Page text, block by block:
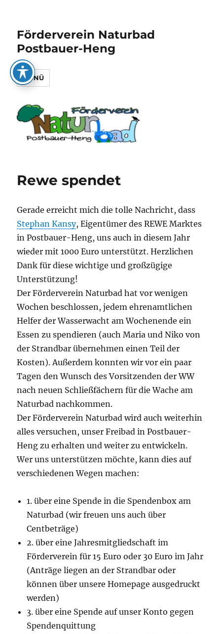
Förderverein Naturbad
Postbauer-Heng
MENÜ
Rewe spendet
Gerade erreicht mich die tolle Nachricht, dass
Stephan Kansy, Eigentümer des REWE Marktes
in Postbauer-Heng, uns auch in diesem Jahr
wieder mit 1000 Euro unterstützt. Herzlichen
Dank für diese wichtige und großzügige
Unterstützung!
Der Förderverein Naturbad hat vor wenigen
Wochen beschlossen, jedem ehrenamtlichen
Helfer der Wasserwacht am Wochenende ein
Essen zu spendieren (auch Maria und Niko von
der Strandbar übernehmen einen Teil der
Kosten). Außerdem konnten wir vor ein paar
Tagen den Wunsch des Vorsitzenden der WW
nach neuen Schließfächern für die Wache am
Naturbad nachkommen.
Der Förderverein Naturbad wird auch weiterhin
alles versuchen, unser Freibad in Postbauer-
Heng zu erhalten und weiter zu entwickeln.
Wer uns unterstützen möchte, kann dies auf
verschiedenen Wegen machen:
1. über eine Spende in die Spendenbox am
Naturbad (wir freuen uns auch über
Centbeträge)
2. über eine Jahresmitgliedschaft im
Förderverein für 15 Euro oder 30 Euro im Jahr
(Anträge liegen an der Strandbar oder
können über unsere Homepage ausgedruckt
werden)
3. über eine Spende auf unser Konto gegen
Spendenquittung